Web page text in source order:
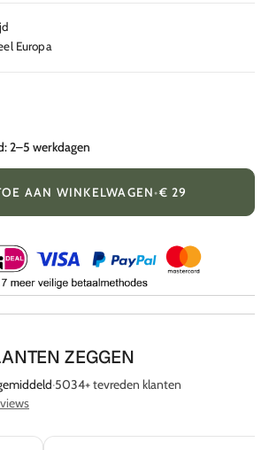
Europa
2–5 werkdagen
AAN WINKELWAGEN•€ 29
ZEGGEN
·5034+ tevreden klanten